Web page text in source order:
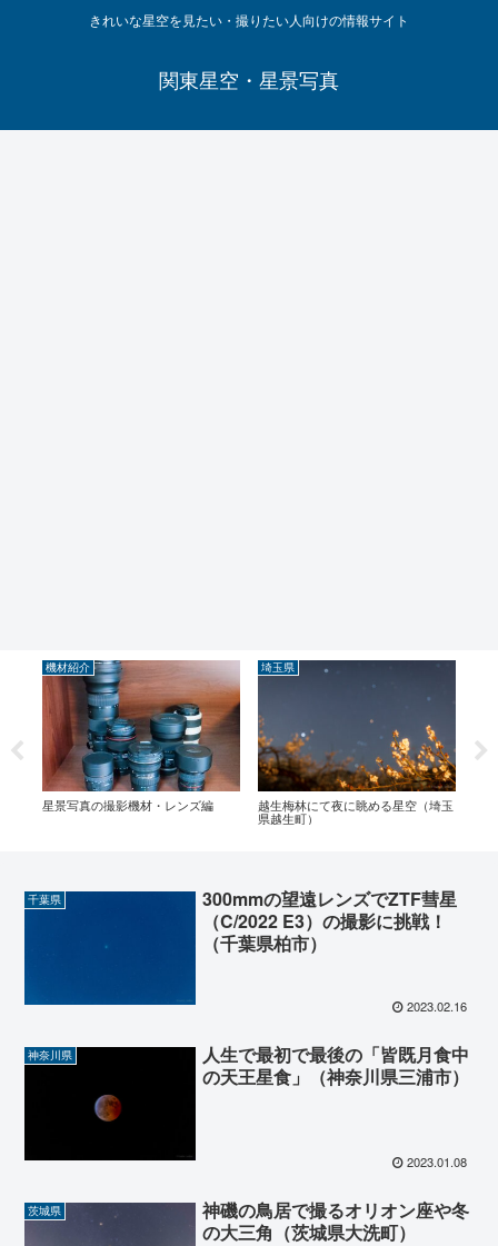
きれいな星空を見たい・撮りたい人向けの情報サイト
関東星空・星景写真
機材紹介
星景写真の撮影機材・レンズ編
埼玉県
越生梅林にて夜に眺める星空（埼玉
県越生町）
千葉県
300mmの望遠レンズでZTF彗星
（C/2022 E3）の撮影に挑戦！
（千葉県柏市）
2023.02.16
神奈川県
人生で最初で最後の「皆既月食中
の天王星食」（神奈川県三浦市）
2023.01.08
茨城県
神磯の鳥居で撮るオリオン座や冬
の大三角（茨城県大洗町）